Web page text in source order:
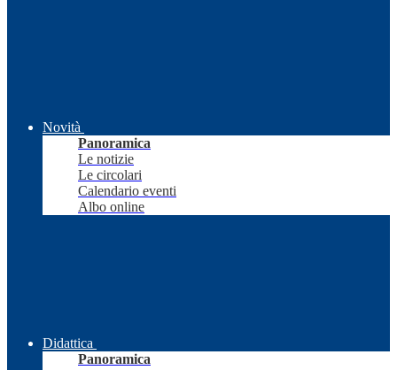
Novità
Panoramica
Le notizie
Le circolari
Calendario eventi
Albo online
Didattica
Panoramica